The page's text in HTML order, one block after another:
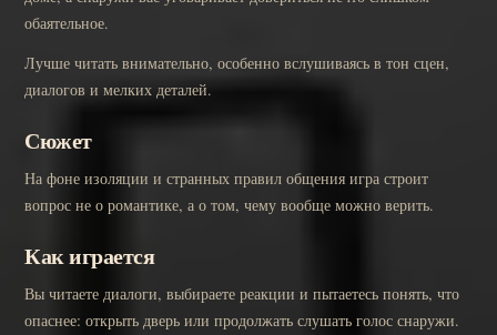
обаятельное.
Лучше читать внимательно, особенно вслушиваясь в тон сцен,
диалогов и мелких деталей.
Сюжет
На фоне изоляции и странных правил общения игра строит
вопрос не о романтике, а о том, чему вообще можно верить.
Как играется
Вы читаете диалоги, выбираете реакции и пытаетесь понять, что
опаснее: открыть дверь или продолжать слушать голос снаружи.